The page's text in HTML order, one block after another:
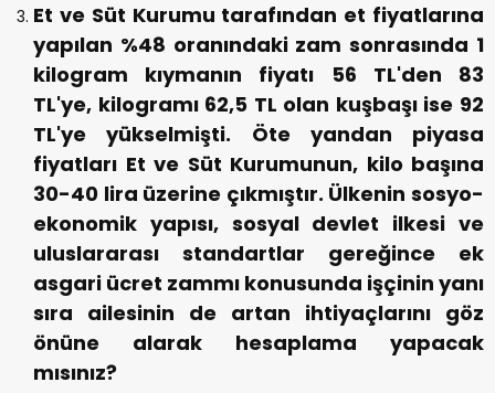
Et ve Süt Kurumu tarafından et fiyatlarına
yapılan %48 oranındaki zam sonrasında 1
kilogram kıymanın fiyatı 56 TL'den 83
TL'ye, kilogramı 62,5 TL olan kuşbaşı ise 92
TL'ye yükselmişti. Öte yandan piyasa
fiyatları Et ve Süt Kurumunun, kilo başına
30-40 lira üzerine çıkmıştır. Ülkenin sosyo-
ekonomik yapısı, sosyal devlet ilkesi ve
uluslararası standartlar gereğince ek
asgari ücret zammı konusunda işçinin yanı
sıra ailesinin de artan ihtiyaçlarını göz
önüne alarak hesaplama yapacak
mısınız?